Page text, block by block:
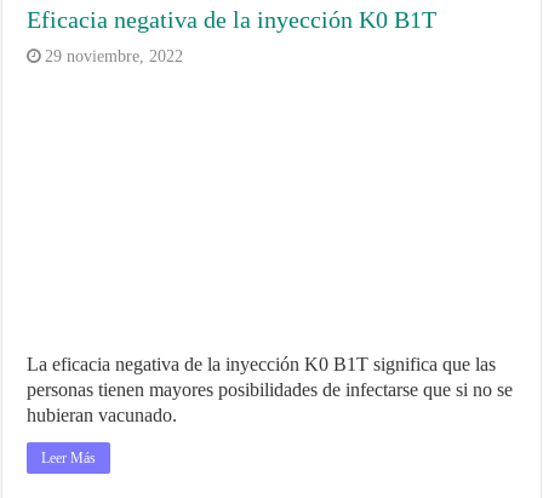
Eficacia negativa de la inyección K0 B1T
29 noviembre, 2022
La eficacia negativa de la inyección K0 B1T significa que las
personas tienen mayores posibilidades de infectarse que si no se
hubieran vacunado.
Leer Más